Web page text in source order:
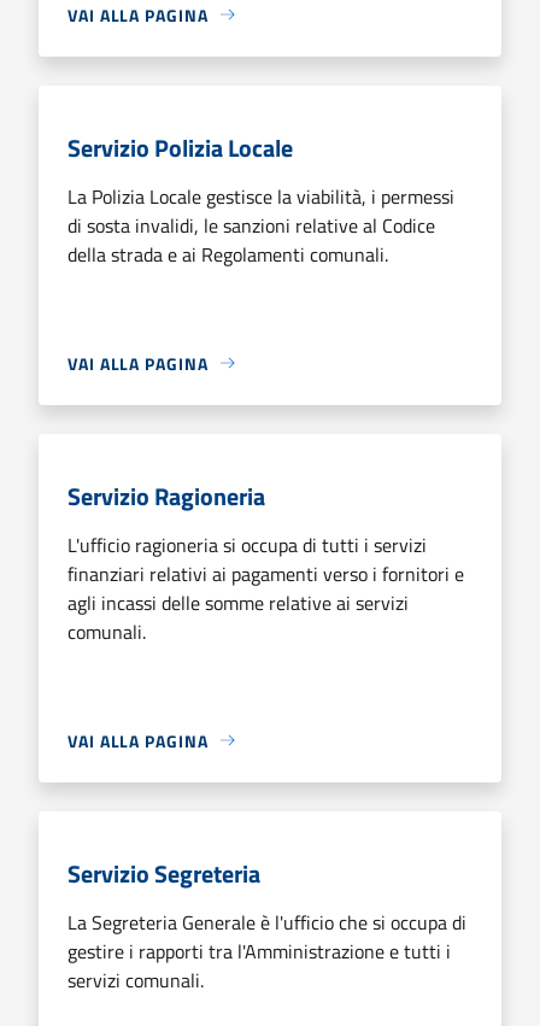
VAI ALLA PAGINA
Servizio Polizia Locale
La Polizia Locale gestisce la viabilità, i permessi
di sosta invalidi, le sanzioni relative al Codice
della strada e ai Regolamenti comunali.
VAI ALLA PAGINA
Servizio Ragioneria
L'ufficio ragioneria si occupa di tutti i servizi
finanziari relativi ai pagamenti verso i fornitori e
agli incassi delle somme relative ai servizi
comunali.
VAI ALLA PAGINA
Servizio Segreteria
La Segreteria Generale è l'ufficio che si occupa di
gestire i rapporti tra l'Amministrazione e tutti i
servizi comunali.